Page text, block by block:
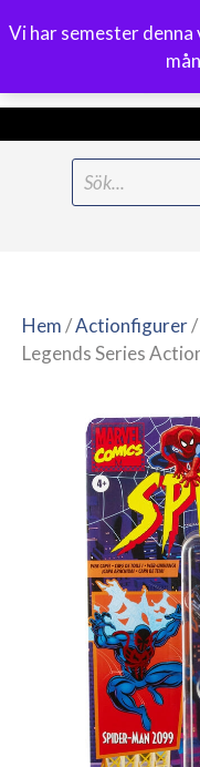
Vi har semester
Meny
Hem/Actionfigurer
Legends Series